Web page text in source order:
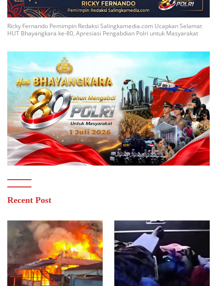
Ricky Fernando Pemimpin Redaksi Salingkamedia.com Ucapkan Selamat
HUT Bhayangkara ke-80, Apresiasi Pengabdian Polri untuk Masyarakat
Recent Post